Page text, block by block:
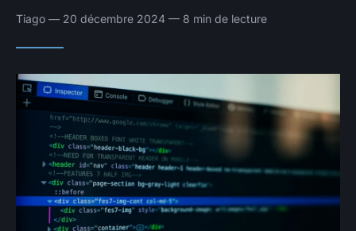
Tiago — 20 décembre 2024 — 8 min de lecture